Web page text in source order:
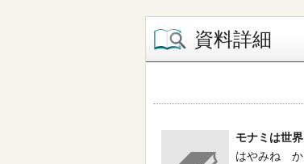
資料詳細
モナミは世
はやみね か